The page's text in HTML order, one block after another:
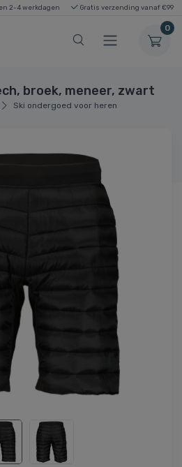
2-4 werkdagen Gratis verzending vanaf €99
0
broek, meneer, zwart
Ski ondergoed voor heren